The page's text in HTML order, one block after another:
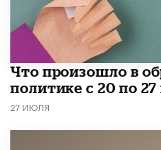
​Что произошло в
политике с 20 по
27 ИЮЛЯ